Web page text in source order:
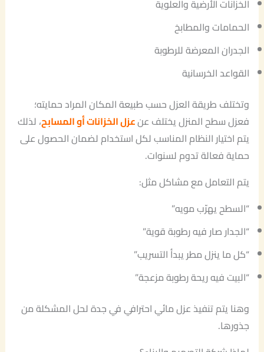
الخزانات الأرضية والعلوية
الحمامات والمطابخ
الجدران المعرضة للرطوبة
القواعد الخرسانية
وتختلف طريقة العزل حسب طبيعة المكان المراد حمايته؛
فعزل سطح المنزل يختلف عنعزل الخزانات أو المسابح، لذلك
يتم اختيار النظام المناسب لكل استخدام لضمان الحصول على
حماية فعالة تدوم لسنوات.
يتم التعامل مع مشاكل مثل:
“السطح يهرّب مويه”
“الجدار صار فيه رطوبة قوية”
“كل ما ينزل مطر يبدأ التسريب”
“البيت فيه ريحة رطوبة مزعجة”
وهنا يتم تنفيذ عزل مائي احترافي في جدة لحل المشكلة من
جذورها.